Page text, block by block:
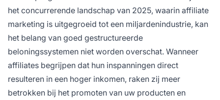
het concurrerende landschap van 2025, waarin affiliate
marketing is uitgegroeid tot een miljardenindustrie, kan
het belang van goed gestructureerde
beloningssystemen niet worden overschat. Wanneer
affiliates begrijpen dat hun inspanningen direct
resulteren in een hoger inkomen, raken zij meer
betrokken bij het promoten van uw producten en